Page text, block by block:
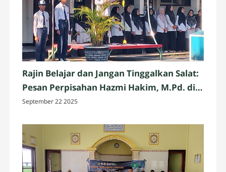
Rajin Belajar dan Jangan Tinggalkan Salat:
Pesan Perpisahan Hazmi Hakim, M.Pd. di
MTsN 3 Mataram
September 22 2025